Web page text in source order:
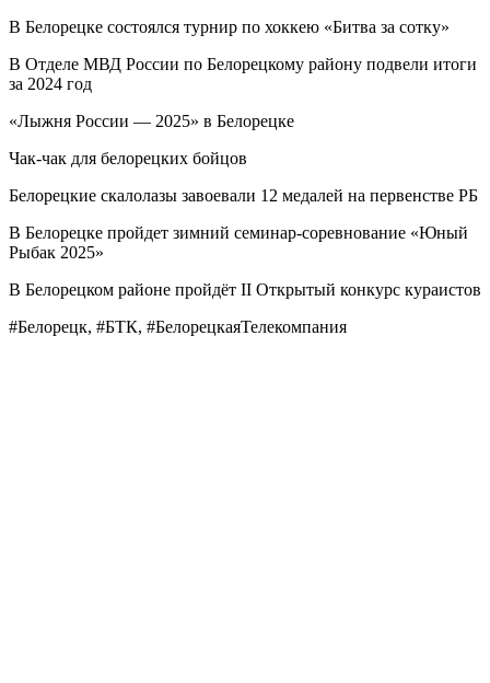
В Белорецке состоялся турнир по хоккею «Битва за сотку»
В Отделе МВД России по Белорецкому району подвели итоги
за 2024 год
«Лыжня России — 2025» в Белорецке
Чак-чак для белорецких бойцов
Белорецкие скалолазы завоевали 12 медалей на первенстве РБ
В Белорецке пройдет зимний семинар-соревнование «Юный
Рыбак 2025»
В Белорецком районе пройдёт II Открытый конкурс кураистов
#Белорецк, #БТК, #БелорецкаяТелекомпания